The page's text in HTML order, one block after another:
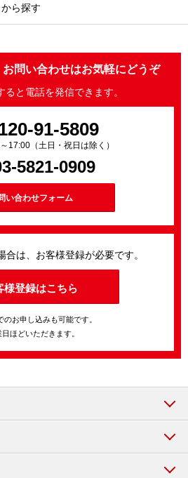
ら探す
問い合わせはお気軽にどうぞ
ると電話を発信できます。
91-5809
17:00（土日・祝日は除く）
5821-0909
い合わせフォーム
合は、お客様登録が必要です。
様登録はこちら
のお申し込みも可能です。
ほどいただきます。